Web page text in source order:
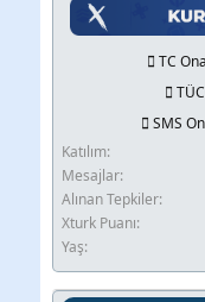
n
TC
SMS
Katılım
Mesajlar
Alınan Tepkiler
Xturk Puanı
Yaş